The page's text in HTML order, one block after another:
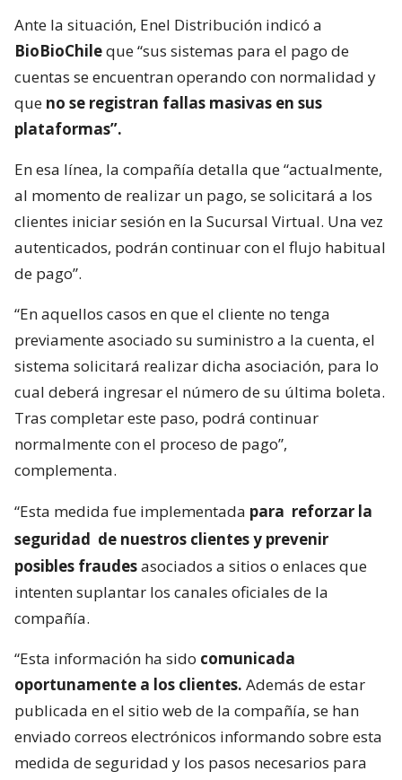
Ante la situación, Enel Distribución indicó a
BioBioChileque “sus sistemas para el pago de
cuentas se encuentran operando con normalidad y
que no se registran fallas masivas en sus
plataformas”.
En esa línea, la compañía detalla que “actualmente,
al momento de realizar un pago, se solicitará a los
clientes iniciar sesión en la Sucursal Virtual. Una vez
autenticados, podrán continuar con el flujo habitual
de pago”.
“En aquellos casos en que el cliente no tenga
previamente asociado su suministro a la cuenta, el
sistema solicitará realizar dicha asociación, para lo
cual deberá ingresar el número de su última boleta.
Tras completar este paso, podrá continuar
normalmente con el proceso de pago”,
complementa.
“Esta medida fue implementada para reforzar la
seguridad de nuestros clientes y prevenir
posibles fraudesasociados a sitios o enlaces que
intenten suplantar los canales oficiales de la
compañía.
“Esta información ha sido comunicada
oportunamente a los clientes. Además de estar
publicada en el sitio web de la compañía, se han
enviado correos electrónicos informando sobre esta
medida de seguridad y los pasos necesarios para